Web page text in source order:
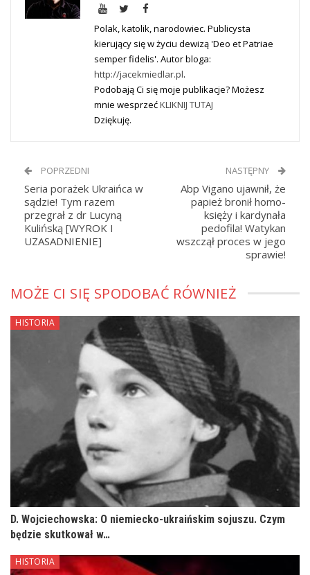
Polak, katolik, narodowiec. Publicysta
kierujący się w życiu dewizą 'Deo et Patriae
semper fidelis'. Autor bloga:
http://jacekmiedlar.pl.
Podobają Ci się moje publikacje? Możesz
mnie wesprzećKLIKNIJ TUTAJ
Dziękuję.
POPRZEDNI
Seria porażek Ukraińca w
sądzie! Tym razem
przegrał z dr Lucyną
Kulińską [WYROK I
UZASADNIENIE]
NASTĘPNY
Abp Vigano ujawnił, że
papież bronił homo-
księży i kardynała
pedofila! Watykan
wszczął proces w jego
sprawie!
MOŻE CI SIĘ SPODOBAĆ RÓWNIEŻ
HISTORIA
D. Wojciechowska: O niemiecko-ukraińskim sojuszu. Czym
będzie skutkował w…
HISTORIA